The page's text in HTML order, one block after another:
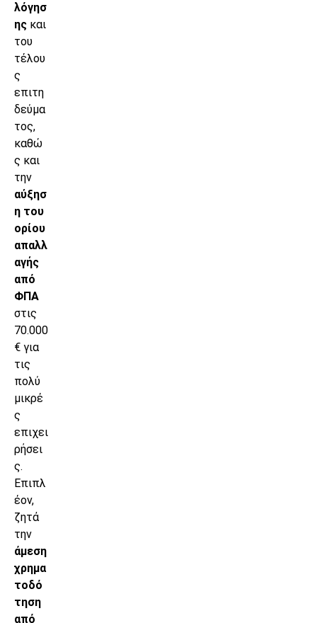
λόγησ
ης και
του
τέλου
ς
επιτη
δεύμα
τος,
καθώ
ς και
την
αύξησ
η του
ορίου
απαλλ
αγής
από
ΦΠΑ
στις
70.000
€ για
τις
πολύ
μικρέ
ς
επιχει
ρήσει
ς.
Επιπλ
έον,
ζητά
την
άμεση
χρημα
τοδό
τηση
από